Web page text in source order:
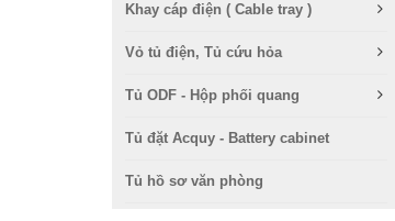
Khay cáp điện ( Cable tray )
Vỏ tủ điện, Tủ cứu hỏa
Tủ ODF - Hộp phối quang
Tủ đặt Acquy - Battery cabinet
Tủ hồ sơ văn phòng